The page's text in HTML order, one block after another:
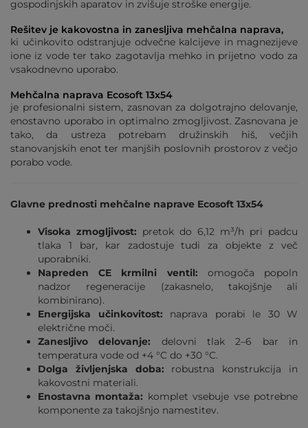
gospodinjskih aparatov in zvišuje stroške energije.
Rešitev je kakovostna in zanesljiva mehčalna naprava,
ki učinkovito odstranjuje odvečne kalcijeve in magnezijeve
ione iz vode ter tako zagotavlja mehko in prijetno vodo za
vsakodnevno uporabo.
Mehčalna naprava Ecosoft 13x54
je profesionalni sistem, zasnovan za dolgotrajno delovanje,
enostavno uporabo in optimalno zmogljivost. Zasnovana je
tako, da ustreza potrebam družinskih hiš, večjih
stanovanjskih enot ter manjših poslovnih prostorov z večjo
porabo vode.
Glavne prednosti mehčalne naprave Ecosoft 13x54
Visoka zmogljivost: pretok do 6,12 m³/h pri padcu
tlaka 1 bar, kar zadostuje tudi za objekte z več
uporabniki.
Napreden CE krmilni ventil: omogoča popoln
nadzor regeneracije (zakasnelo, takojšnje ali
kombinirano).
Energijska učinkovitost: naprava porabi le 30 W
električne moči.
Zanesljivo delovanje: delovni tlak 2–6 bar in
temperatura vode od +4 °C do +30 °C.
Dolga življenjska doba: robustna konstrukcija in
kakovostni materiali.
Enostavna montaža: komplet vsebuje vse potrebne
komponente za takojšnjo namestitev.